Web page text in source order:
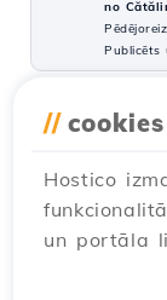
no
Publicēts
Otrā
// cookies
Hostico
un portāla